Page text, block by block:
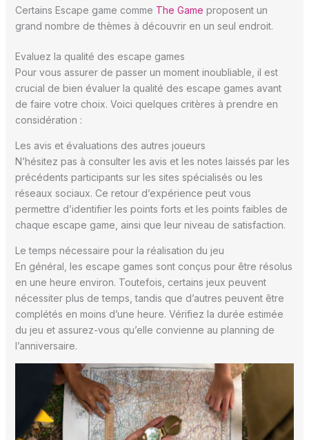
Certains Escape game comme The Game proposent un
grand nombre de thèmes à découvrir en un seul endroit.
Evaluez la qualité des escape games
Pour vous assurer de passer un moment inoubliable, il est
crucial de bien évaluer la qualité des escape games avant
de faire votre choix. Voici quelques critères à prendre en
considération :
Les avis et évaluations des autres joueurs
N’hésitez pas à consulter les avis et les notes laissés par les
précédents participants sur les sites spécialisés ou les
réseaux sociaux. Ce retour d’expérience peut vous
permettre d’identifier les points forts et les points faibles de
chaque escape game, ainsi que leur niveau de satisfaction.
Le temps nécessaire pour la réalisation du jeu
En général, les escape games sont conçus pour être résolus
en une heure environ. Toutefois, certains jeux peuvent
nécessiter plus de temps, tandis que d’autres peuvent être
complétés en moins d’une heure. Vérifiez la durée estimée
du jeu et assurez-vous qu’elle convienne au planning de
l’anniversaire.